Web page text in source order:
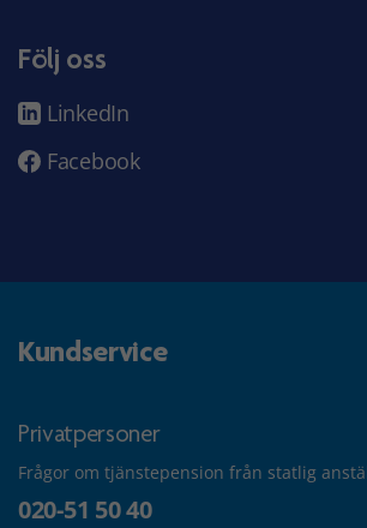
Följ oss
LinkedIn
Facebook
Kundservice
Privatpersoner
Frågor om tjänstepension från statlig
020-51 50 40